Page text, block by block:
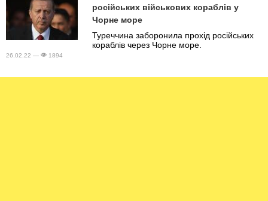
російських військових кораблів у
Чорне море
Туреччина заборонила прохід російських
кораблів через Чорне море.
26.02.22 — 1894